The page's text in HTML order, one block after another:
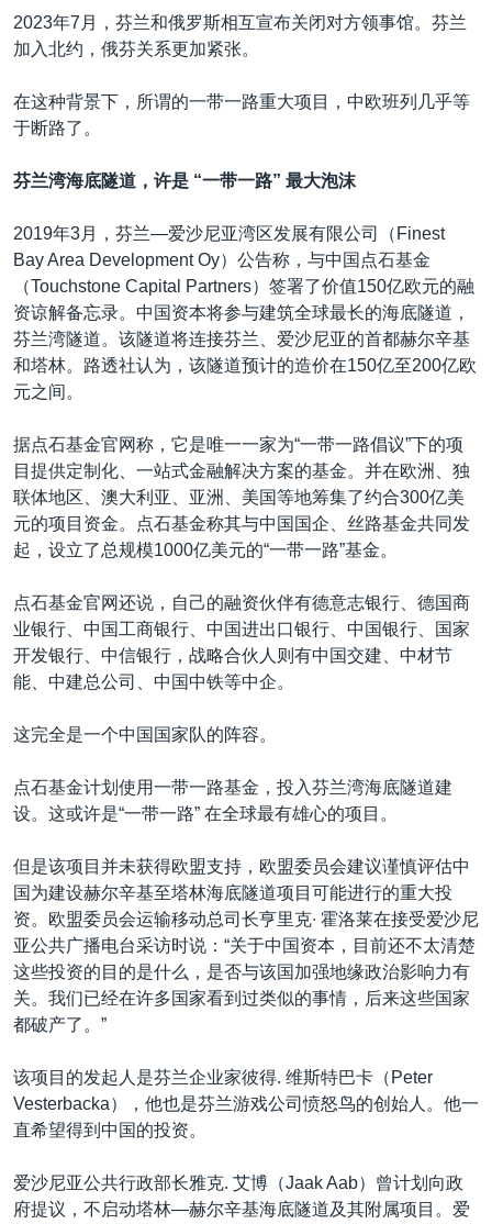
2023年7月，芬兰和俄罗斯相互宣布关闭对方领事馆。芬兰
加入北约，俄芬关系更加紧张。
在这种背景下，所谓的一带一路重大项目，中欧班列几乎等
于断路了。
芬兰湾海底隧道，许是 “一带一路” 最大泡沫
2019年3月，芬兰—爱沙尼亚湾区发展有限公司（Finest
Bay Area Development Oy）公告称，与中国点石基金
（Touchstone Capital Partners）签署了价值150亿欧元的融
资谅解备忘录。中国资本将参与建筑全球最长的海底隧道，
芬兰湾隧道。该隧道将连接芬兰、爱沙尼亚的首都赫尔辛基
和塔林。路透社认为，该隧道预计的造价在150亿至200亿欧
元之间。
据点石基金官网称，它是唯一一家为“一带一路倡议”下的项
目提供定制化、一站式金融解决方案的基金。并在欧洲、独
联体地区、澳大利亚、亚洲、美国等地筹集了约合300亿美
元的项目资金。点石基金称其与中国国企、丝路基金共同发
起，设立了总规模1000亿美元的“一带一路”基金。
点石基金官网还说，自己的融资伙伴有德意志银行、德国商
业银行、中国工商银行、中国进出口银行、中国银行、国家
开发银行、中信银行，战略合伙人则有中国交建、中材节
能、中建总公司、中国中铁等中企。
这完全是一个中国国家队的阵容。
点石基金计划使用一带一路基金，投入芬兰湾海底隧道建
设。这或许是“一带一路” 在全球最有雄心的项目。
但是该项目并未获得欧盟支持，欧盟委员会建议谨慎评估中
国为建设赫尔辛基至塔林海底隧道项目可能进行的重大投
资。欧盟委员会运输移动总司长亨里克∙ 霍洛莱在接受爱沙尼
亚公共广播电台采访时说：“关于中国资本，目前还不太清楚
这些投资的目的是什么，是否与该国加强地缘政治影响力有
关。我们已经在许多国家看到过类似的事情，后来这些国家
都破产了。”
该项目的发起人是芬兰企业家彼得. 维斯特巴卡（Peter
Vesterbacka），他也是芬兰游戏公司愤怒鸟的创始人。他一
直希望得到中国的投资。
爱沙尼亚公共行政部长雅克. 艾博（Jaak Aab）曾计划向政
府提议，不启动塔林—赫尔辛基海底隧道及其附属项目。爱